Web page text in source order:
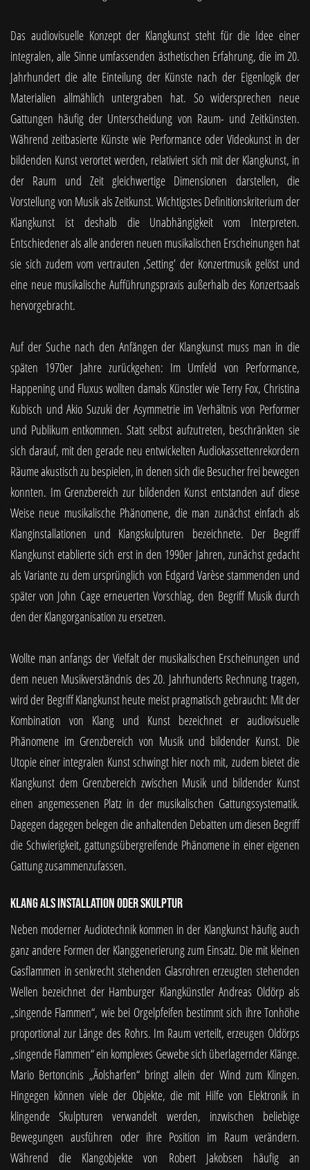
Das audiovisuelle Konzept der Klangkunst steht für die Idee einer
integralen, alle Sinne umfassenden ästhetischen Erfahrung, die im 20.
Jahrhundert die alte Einteilung der Künste nach der Eigenlogik der
Materialien allmählich untergraben hat. So widersprechen neue
Gattungen häufig der Unterscheidung von Raum- und Zeitkünsten.
Während zeitbasierte Künste wie Performance oder Videokunst in der
bildenden Kunst verortet werden, relativiert sich mit der Klangkunst, in
der Raum und Zeit gleichwertige Dimensionen darstellen, die
Vorstellung von Musik als Zeitkunst. Wichtigstes Definitionskriterium der
Klangkunst ist deshalb die Unabhängigkeit vom Interpreten.
Entschiedener als alle anderen neuen musikalischen Erscheinungen hat
sie sich zudem vom vertrauten ‚Setting’ der Konzertmusik gelöst und
eine neue musikalische Aufführungspraxis außerhalb des Konzertsaals
hervorgebracht.
Auf der Suche nach den Anfängen der Klangkunst muss man in die
späten 1970er Jahre zurückgehen: Im Umfeld von Performance,
Happening und Fluxus wollten damals Künstler wie Terry Fox, Christina
Kubisch und Akio Suzuki der Asymmetrie im Verhältnis von Performer
und Publikum entkommen. Statt selbst aufzutreten, beschränkten sie
sich darauf, mit den gerade neu entwickelten Audiokassettenrekordern
Räume akustisch zu bespielen, in denen sich die Besucher frei bewegen
konnten. Im Grenzbereich zur bildenden Kunst entstanden auf diese
Weise neue musikalische Phänomene, die man zunächst einfach als
Klanginstallationen und Klangskulpturen bezeichnete. Der Begriff
Klangkunst etablierte sich erst in den 1990er Jahren, zunächst gedacht
als Variante zu dem ursprünglich von Edgard Varèse stammenden und
später von John Cage erneuerten Vorschlag, den Begriff Musik durch
den der Klangorganisation zu ersetzen.
Wollte man anfangs der Vielfalt der musikalischen Erscheinungen und
dem neuen Musikverständnis des 20. Jahrhunderts Rechnung tragen,
wird der Begriff Klangkunst heute meist pragmatisch gebraucht: Mit der
Kombination von Klang und Kunst bezeichnet er audiovisuelle
Phänomene im Grenzbereich von Musik und bildender Kunst. Die
Utopie einer integralen Kunst schwingt hier noch mit, zudem bietet die
Klangkunst dem Grenzbereich zwischen Musik und bildender Kunst
einen angemessenen Platz in der musikalischen Gattungssystematik.
Dagegen dagegen belegen die anhaltenden Debatten um diesen Begriff
die Schwierigkeit, gattungsübergreifende Phänomene in einer eigenen
Gattung zusammenzufassen.
Klang als Installation oder Skulptur
Neben moderner Audiotechnik kommen in der Klangkunst häufig auch
ganz andere Formen der Klanggenerierung zum Einsatz. Die mit kleinen
Gasflammen in senkrecht stehenden Glasrohren erzeugten stehenden
Wellen bezeichnet der Hamburger Klangkünstler Andreas Oldörp als
„singende Flammen“, wie bei Orgelpfeifen bestimmt sich ihre Tonhöhe
proportional zur Länge des Rohrs. Im Raum verteilt, erzeugen Oldörps
„singende Flammen“ ein komplexes Gewebe sich überlagernder Klänge.
Mario Bertoncinis „Äolsharfen“ bringt allein der Wind zum Klingen.
Hingegen können viele der Objekte, die mit Hilfe von Elektronik in
klingende Skulpturen verwandelt werden, inzwischen beliebige
Bewegungen ausführen oder ihre Position im Raum verändern.
Während die Klangobjekte von Robert Jakobsen häufig an